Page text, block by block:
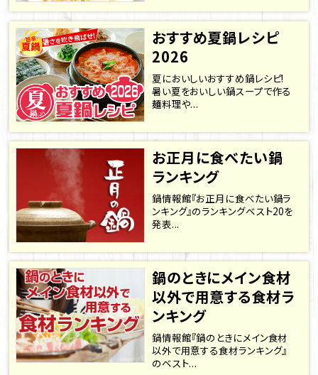
おすすめ夏鍋レシピ
2026
夏においしいおすすめ鍋レシピ!
暑い夏をおいしい鍋スープで作る
麺料理や...
お正月に食べたい鍋
ランキング
鍋情報館『お正月に食べたい鍋ラ
ンキング』のランキングベスト20を
発表...
鍋のときにメイン食材
以外で用意する食材ラ
ンキング
鍋情報館『鍋のときにメイン食材
以外で用意する食材ランキング』
のベスト...